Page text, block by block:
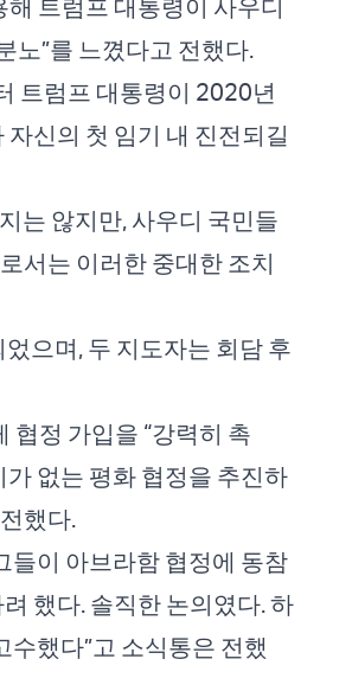
트럼프 대통령이 사우디
노”를 느꼈다고 전했다.
트럼프 대통령이 2020년
신의 첫 임기 내 진전되길
는 않지만, 사우디 국민들
서는 이러한 중대한 조치
으며, 두 지도자는 회담 후
협정 가입을 “강력히 촉
없는 평화 협정을 추진하
했다.
들이 아브라함 협정에 동참
했다. 솔직한 논의였다. 하
했다”고 소식통은 전했